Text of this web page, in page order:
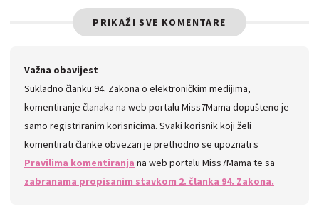
PRIKAŽI SVE KOMENTARE
Važna obavijest
Sukladno članku 94. Zakona o elektroničkim medijima,
komentiranje članaka na web portalu Miss7Mama dopušteno je
samo registriranim korisnicima. Svaki korisnik koji želi
komentirati članke obvezan je prethodno se upoznati s
Pravilima komentiranja na web portalu Miss7Mama te sa
zabranama propisanim stavkom 2. članka 94. Zakona.